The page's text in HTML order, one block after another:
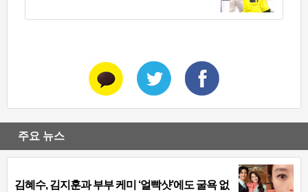
주요 뉴스
김혜수, 김지훈과 부부 케미 ‘얼빡샷’에도 굴욕 없